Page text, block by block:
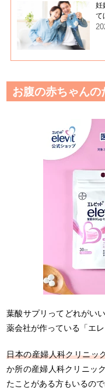
妊
て
お腹の赤ちゃんの
葉酸サプリってどれがい
薬会社が作っている「エレ
日本の産婦人科クリニッ
か所の産婦人科クリニッ
たことがある方もいるの